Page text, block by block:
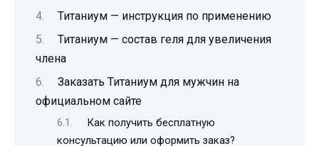
Титаниум — инструкция по применению
Титаниум — состав геля для увеличения
члена
Заказать Титаниум для мужчин на
официальном сайте
Как получить бесплатную
консультацию или оформить заказ?